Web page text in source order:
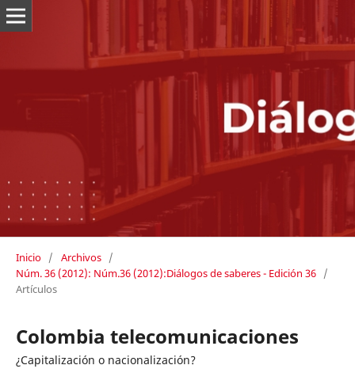
Inicio / Archivos /
Núm. 36 (2012): Núm.36 (2012):Diálogos de saberes - Edición 36 /
Artículos
Colombia telecomunicaciones
¿Capitalización o nacionalización?